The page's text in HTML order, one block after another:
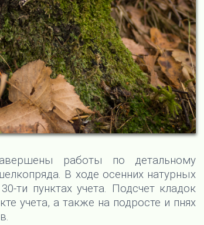
работы по детальному
В ходе осенних натурных
ти пунктах учета. Подсчет кладок
учета, а также на подросте и пнях